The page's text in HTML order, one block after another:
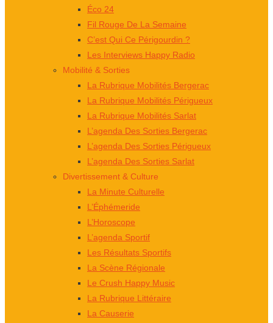
Éco 24
Fil Rouge De La Semaine
C’est Qui Ce Périgourdin ?
Les Interviews Happy Radio
Mobilité & Sorties
La Rubrique Mobilités Bergerac
La Rubrique Mobilités Périgueux
La Rubrique Mobilités Sarlat
L’agenda Des Sorties Bergerac
L’agenda Des Sorties Périgueux
L’agenda Des Sorties Sarlat
Divertissement & Culture
La Minute Culturelle
L’Éphémeride
L’Horoscope
L’agenda Sportif
Les Résultats Sportifs
La Scène Régionale
Le Crush Happy Music
La Rubrique Littéraire
La Causerie